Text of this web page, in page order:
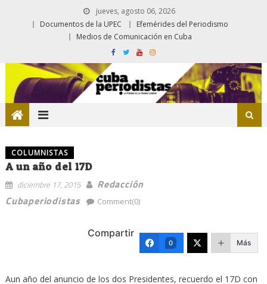
jueves, agosto 06, 2026
Documentos de la UPEC
Efemérides del Periodismo
Medios de Comunicación en Cuba
COLUMNISTAS
A un año del 17D
diciembre 17, 2015
Redacción
Cubaperiodistas
Comment(0)
Compartir
0 Más
Aun año del anuncio de los dos Presidentes, recuerdo el 17D con